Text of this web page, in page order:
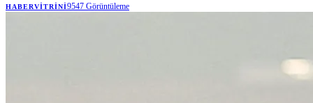
Kılıçsoy'un golüyle İstanbul'daki rövanş öncesi önemli bir üstünlük
HABERVITRINI9547 Görüntüleme